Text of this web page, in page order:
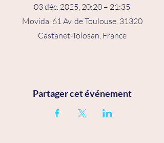
03 déc. 2025, 20:20 – 21:35
Movida, 61 Av. de Toulouse, 31320
Castanet-Tolosan, France
Partager cet événement